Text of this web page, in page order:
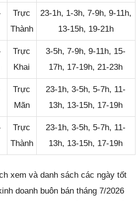
Trực
Thành
23-1h, 1-3h, 7-9h, 9-11h,
13-15h, 19-21h
Trực
Khai
3-5h, 7-9h, 9-11h, 15-
17h, 17-19h, 21-23h
Trực
Mãn
23-1h, 3-5h, 5-7h, 11-
13h, 13-15h, 17-19h
Trực
Thành
23-1h, 3-5h, 5-7h, 11-
13h, 13-15h, 17-19h
xem và danh sách các ngày tốt
doanh buôn bán tháng 7/2026